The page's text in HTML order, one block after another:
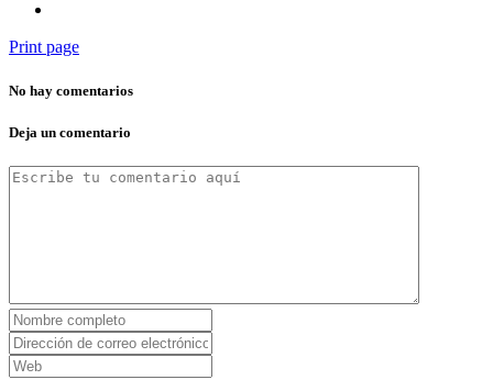
Print page
No hay comentarios
Deja un comentario